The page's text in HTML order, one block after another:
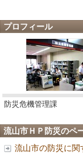
プロフィール
防災危機管理課
流山市ＨＰ防災のペ
流山市の防災に関